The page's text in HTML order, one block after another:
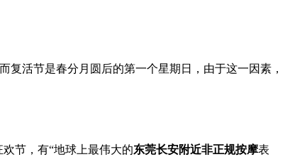
复活节是春分月圆后的第一个星期日，由于这一因素，
节，有“地球上最伟大的东莞长安附近非正规按摩表